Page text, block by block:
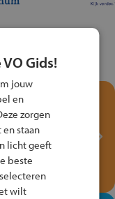
met het
Verkeersspel
fiets!
Gids!
jouw
en
zorgen
staan
licht geeft
beste
wilt